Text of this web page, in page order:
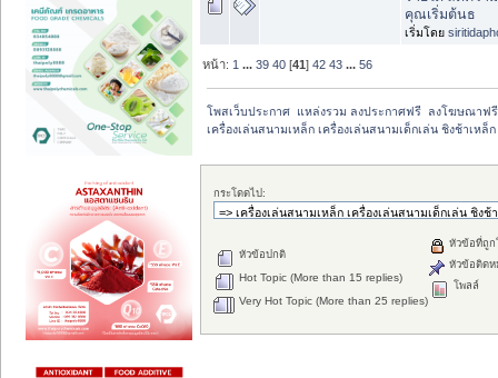
คุณเริ่มต้นธ
เริ่มโดย
หน้า: 1 ...39 40 [41]42 43 ...56
โพสเว็บประกาศ  แหล่งรวม ลงประกาศฟรี  ลงโฆษณาฟรี
เครื่องเล่นสนามเหล็ก เครื่องเล่นสนามเด็กเล่น ชิงช้าเห
กระโดดไป:
หัวข้อปกติ
Hot Topic (More than 15 replies)
Very Hot Topic (More than 25 replies)
หัวข้อที่ถู
หัวข้อติดห
โพลล์